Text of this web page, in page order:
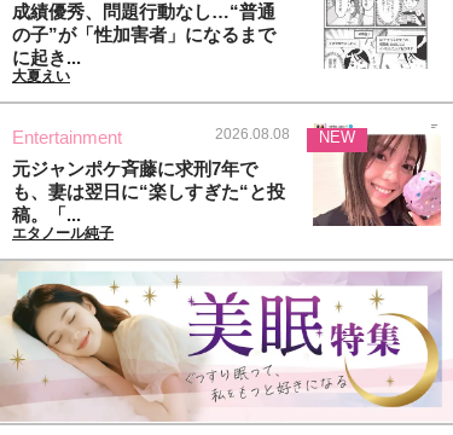
成績優秀、問題行動なし…“普通
の子”が「性加害者」になるまで
に起き...
大夏えい
Entertainment 2026.08.08
元ジャンポケ斉藤に求刑7年で
も、妻は翌日に“楽しすぎた“と投
稿。「...
エタノール純子
NEW